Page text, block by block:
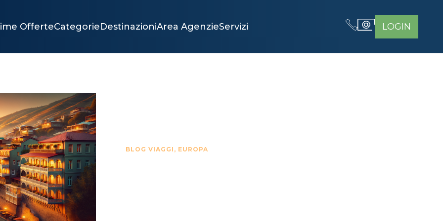
OfferteCategorieDestinazioniArea AgenzieServizi LOGIN
BLOG VIAGGI , EUROPA